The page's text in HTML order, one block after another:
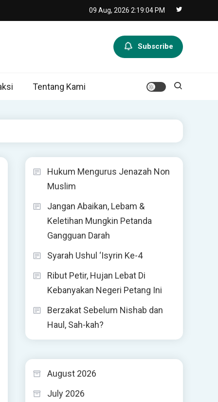
09 Aug, 2026 2:19:05 PM
Subscribe
Tentang Kami
Hukum Mengurus Jenazah Non
Muslim
Jangan Abaikan, Lebam &
Keletihan Mungkin Petanda
Gangguan Darah
Syarah Ushul ‘Isyrin Ke-4
Ribut Petir, Hujan Lebat Di
Kebanyakan Negeri Petang Ini
Berzakat Sebelum Nishab dan
Haul, Sah-kah?
August 2026
July 2026